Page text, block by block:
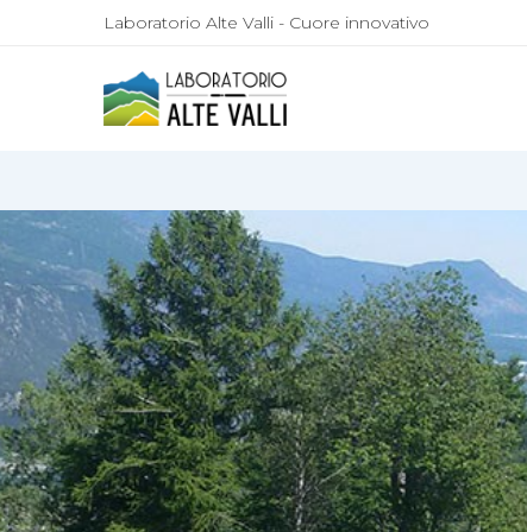
Laboratorio Alte Valli - Cuore innovativo